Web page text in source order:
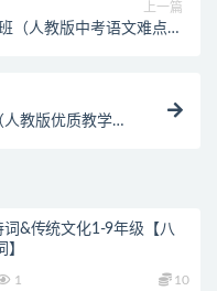
上一篇
（人教版中考语文难点突
教版优质教学课
&传统文化1-9年级【八
1 10